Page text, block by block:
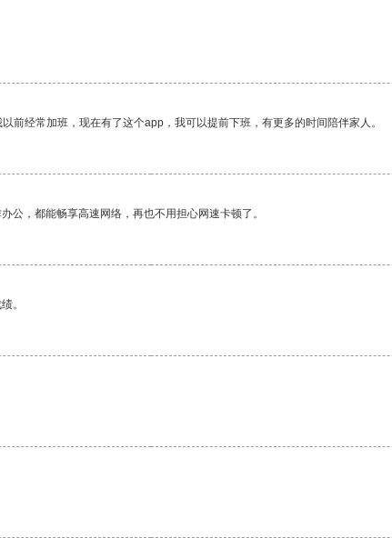
经常加班，现在有了这个app，我可以提前下班，有更多的时间陪伴家人。
公，都能畅享高速网络，再也不用担心网速卡顿了。
。